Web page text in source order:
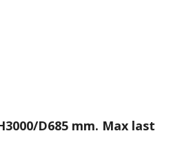
D685 mm. Max last